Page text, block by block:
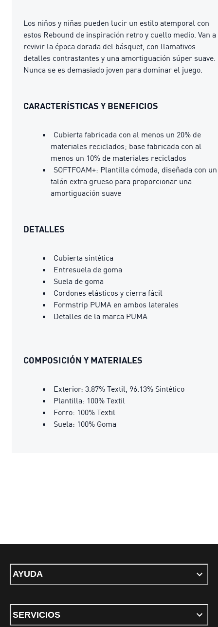
Los niños y niñas pueden lucir un estilo atemporal con
estos Rebound de inspiración retro y cuello medio. Van a
revivir la época dorada del básquet, con llamativos
detalles contrastantes y una amortiguación súper suave.
Nunca se es demasiado joven para dominar el juego.
CARACTERÍSTICAS Y BENEFICIOS
Cubierta fabricada con al menos un 20% de
materiales reciclados; base fabricada con al
menos un 10% de materiales reciclados
SOFTFOAM+: Plantilla cómoda, diseñada con un
talón extra grueso para proporcionar una
amortiguación suave
DETALLES
Cubierta sintética
Entresuela de goma
Suela de goma
Cordones elásticos y cierra fácil
Formstrip PUMA en ambos laterales
Detalles de la marca PUMA
COMPOSICIÓN Y MATERIALES
Exterior: 3.87% Textil, 96.13% Sintético
Plantilla: 100% Textil
Forro: 100% Textil
Suela: 100% Goma
AYUDA
SERVICIOS